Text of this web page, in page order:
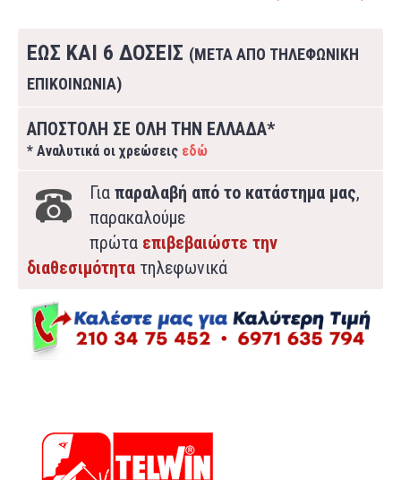
ΕΩΣ ΚΑΙ 6 ΔΟΣΕΙΣ (ΜΕΤΑ ΑΠΟ ΤΗΛΕΦΩΝΙΚΗ
ΕΠΙΚΟΙΝΩΝΙΑ)
ΑΠΟΣΤΟΛΗ ΣΕ ΟΛΗ ΤΗΝ ΕΛΛΑΔΑ*
* Αναλυτικά οι χρεώσεις εδώ
Για παραλαβή από το κατάστημα μας,
παρακαλούμε
πρώτα επιβεβαιώστε την
διαθεσιμότητα τηλεφωνικά